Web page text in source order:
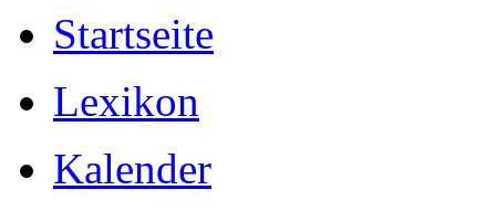
Startseite
Lexikon
Kalender